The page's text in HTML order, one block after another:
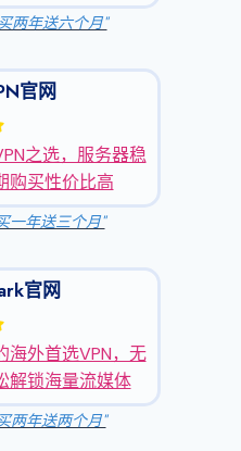
两年送六个月"
官网
之选，服务器稳
购买性价比高
一年送三个月"
官网
海外首选VPN，无
解锁海量流媒体
两年送两个月"